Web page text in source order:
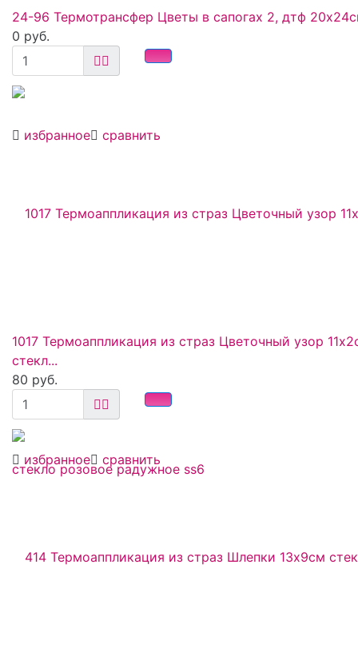
избранное сравнить
24-96 Термотрансфер Цветы в сапогах 2, дтф
0 руб.
избранное сравнить
1017 Термоаппликация из страз Цветочный узор
стекл...
80 руб.